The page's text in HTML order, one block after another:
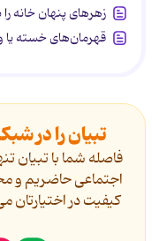
زهرهای پنهان خانه
قهرمان‌های خسته یا
تبیان را در
فاصله شما با
اجتماعی حاضریم و
کیفیت در اختیارتان